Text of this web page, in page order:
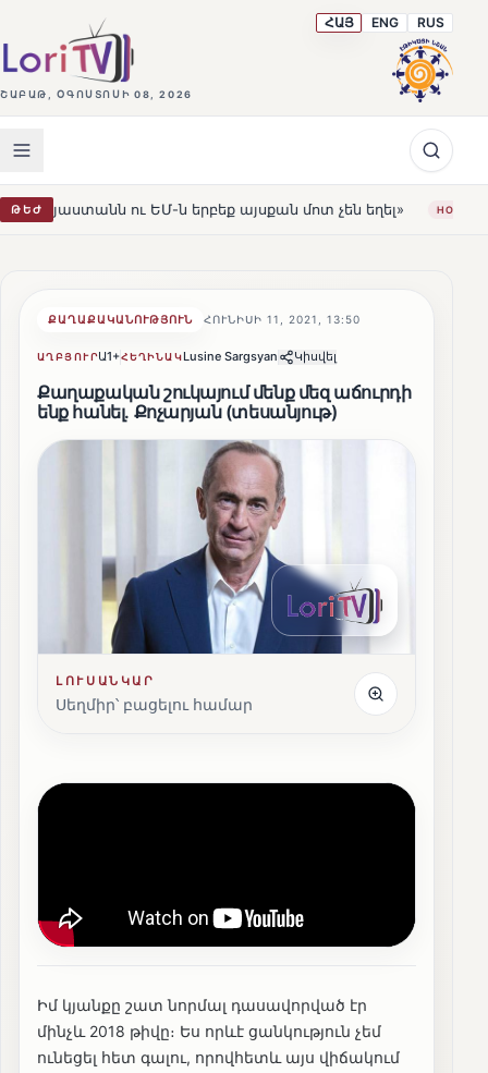
ՇԱԲԱԹ, ՕԳՈՍՏՈՍԻ 08, 2026
ՀԱՅ ENG RUS
ԹԵԺ
ու ԵՄ-ն երբեք այսքան մոտ չեն եղել» HOT Լեռնահովիտի
ՔԱՂԱՔԱԿԱՆՈՒԹՅՈՒՆ ՀՈՒՆԻՍԻ 11, 2021, 13:50
ԱՂԲՅՈՒՐԱ1+ՀԵՂԻՆԱԿLusine Sargsyan Կիսվել
Քաղաքական շուկայում մենք մեզ աճուրդի
ենք հանել․ Քոչարյան (տեսանյութ)
ԼՈՒՍԱՆԿԱՐ
Սեղմիր՝ բացելու համար
Իմ կյանքը շատ նորմալ դասավորված էր
մինչև 2018 թիվը։ Ես որևէ ցանկություն չեմ
ունեցել հետ գալու, որովհետև այս վիճակում